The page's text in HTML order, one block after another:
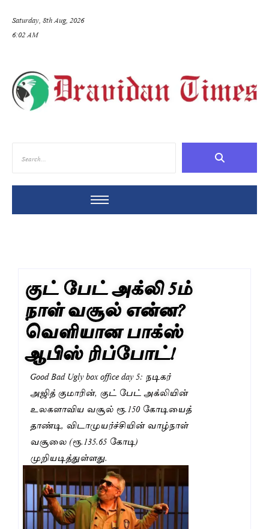
Saturday, 8th Aug, 2026
6:02 AM
குட் பேட் அக்லி 5ம்
நாள் வசூல் என்ன?
வெளியான பாக்ஸ்
ஆபிஸ் ரிப்போட்!
Good Bad Ugly box office day 5: நடிகர்
அஜித் குமாரின், குட் பேட் அக்லியின்
உலகளாவிய வசூல் ரூ.150 கோடியைத்
தாண்டி, விடாமுயர்ச்சியின் வாழ்நாள்
வசூலை (ரூ.135.65 கோடி)
முறியடித்துள்ளது.